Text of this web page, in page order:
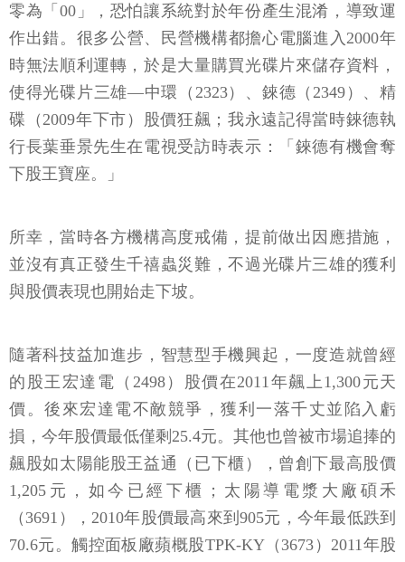
零為「00」，恐怕讓系統對於年份產生混淆，導致運
作出錯。很多公營、民營機構都擔心電腦進入2000年
時無法順利運轉，於是大量購買光碟片來儲存資料，
使得光碟片三雄—中環（2323）、錸德（2349）、精
碟（2009年下市）股價狂飆；我永遠記得當時錸德執
行長葉垂景先生在電視受訪時表示：「錸德有機會奪
下股王寶座。」
所幸，當時各方機構高度戒備，提前做出因應措施，
並沒有真正發生千禧蟲災難，不過光碟片三雄的獲利
與股價表現也開始走下坡。
隨著科技益加進步，智慧型手機興起，一度造就曾經
的股王宏達電（2498）股價在2011年飆上1,300元天
價。後來宏達電不敵競爭，獲利一落千丈並陷入虧
損，今年股價最低僅剩25.4元。其他也曾被市場追捧的
飆股如太陽能股王益通（已下櫃），曾創下最高股價
1,205元，如今已經下櫃；太陽導電漿大廠碩禾
（3691），2010年股價最高來到905元，今年最低跌到
70.6元。觸控面板廠蘋概股TPK-KY（3673）2011年股